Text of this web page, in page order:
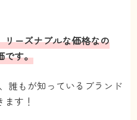
ービスなんだなこちら
順も特に難しいことは
すいです。
りになるので、アプリ
すいかなと思います。
ることができます。
ーズナブルな価格なの
です。
誰もが知っているブランド
す！